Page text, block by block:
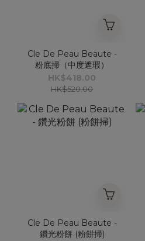
Cle De Peau Beaute -
粉底掃（中度遮瑕）
HK$418.00
HK$520.00
Cle De Peau Beaute -
鑽光粉餅 (粉餅掃)